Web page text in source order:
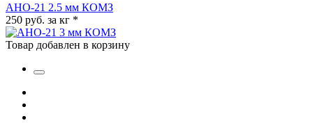
АНО-21 2.5 мм КОМЗ
250 руб. за кг *
Товар добавлен в корзину